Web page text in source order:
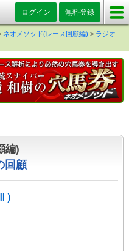
ログイン 無料登録
ネオメソッド(レース回顧編) > ラジオ
編)
回顧